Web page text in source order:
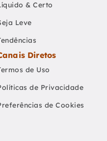
& Certo
Leve
Diretos
de Uso
de Privacidade
de Cookies